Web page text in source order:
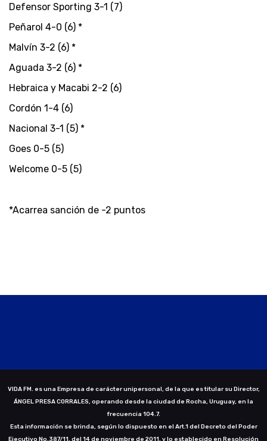
Defensor Sporting 3-1 (7)
Peñarol 4-0 (6) *
Malvín 3-2 (6) *
Aguada 3-2 (6) *
Hebraica y Macabi 2-2 (6)
Cordón 1-4 (6)
Nacional 3-1 (5) *
Goes 0-5 (5)
Welcome 0-5 (5)
*Acarrea sanción de -2 puntos
VIDA FM. es una Empresa de carácter unipersonal, de la que es titular su Director,
ÁNGEL PRESA CORRALES, operando desde la ciudad de Rocha, Uruguay, en la
frecuencia 104.7.
Esta información se brinda, según lo dispuesto en el Art.1 del Decreto del Poder
Ejecutivo No.387/11, del 14 de noviembre de 2011, y lo establecido en Resolución